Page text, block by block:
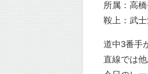
所属：高
鞍上：武
道中3番手
直線では